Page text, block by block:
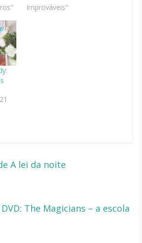
Improváveis"
A lei da noite
The Magicians – a escola